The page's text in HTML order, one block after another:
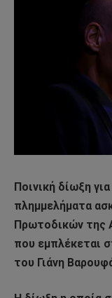
Ποινική δίωξη
πλημμελήματα
Πρωτοδικών της
που εμπλέκεται
του Γιάνη